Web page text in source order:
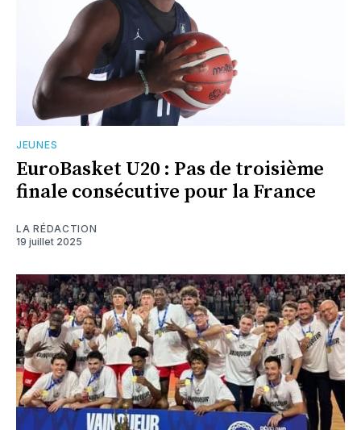
JEUNES
EuroBasket U20 : Pas de troisième
finale consécutive pour la France
LA RÉDACTION
19 juillet 2025